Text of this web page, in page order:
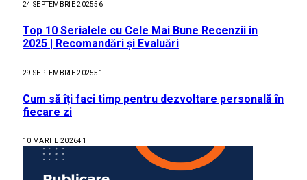
24 SEPTEMBRIE 202556
Top 10 Serialele cu Cele Mai Bune Recenzii în
2025 | Recomandări și Evaluări
29 SEPTEMBRIE 202551
Cum să îți faci timp pentru dezvoltare personală în
fiecare zi
10 MARTIE 202641